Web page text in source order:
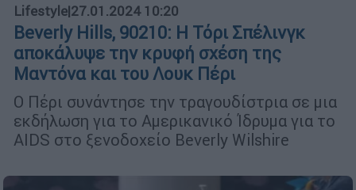
Lifestyle|27.01.2024 10:20
Beverly Hills, 90210: H Τόρι Σπέλινγκ
αποκάλυψε την κρυφή σχέση της
Μαντόνα και του Λουκ Πέρι
Ο Πέρι συνάντησε την τραγουδίστρια σε μια
εκδήλωση για το Αμερικανικό Ίδρυμα για το
AIDS στο ξενοδοχείο Beverly Wilshire